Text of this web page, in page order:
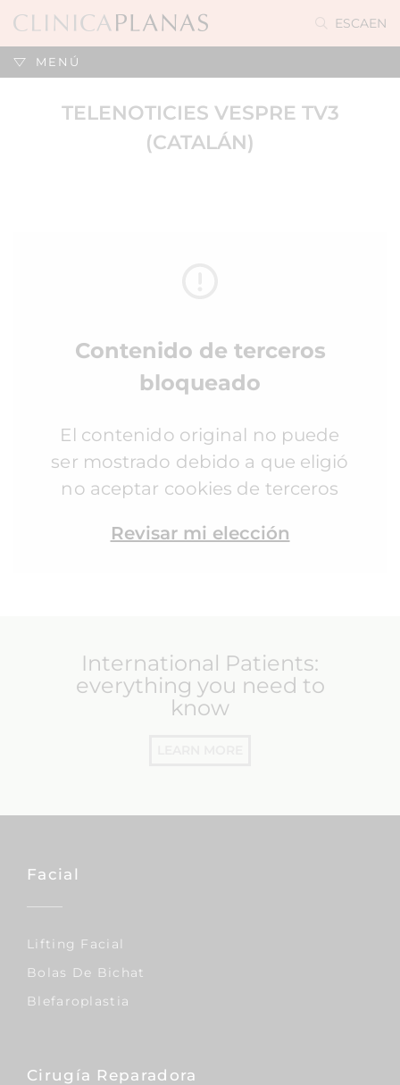
ESCAEN
MENÚ
TELENOTICIES VESPRE TV3
(CATALÁN)
Contenido de terceros
bloqueado
El contenido original no puede
ser mostrado debido a que eligió
no aceptar cookies de terceros
Revisar mi elección
International Patients:
everything you need to
know
Facial
Lifting Facial
Bolas De Bichat
Blefaroplastia
Cirugía Reparadora